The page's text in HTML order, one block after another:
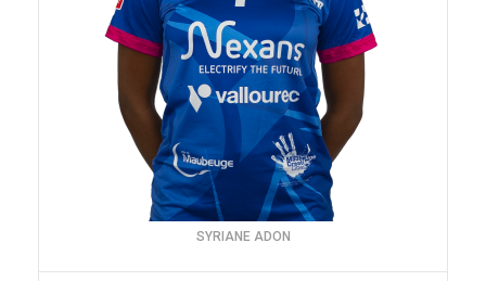
SYRIANE ADON